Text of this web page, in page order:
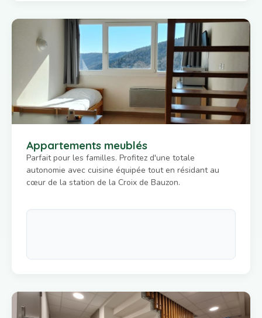
Appartements meublés
Parfait pour les familles. Profitez d'une totale
autonomie avec cuisine équipée tout en résidant au
cœur de la station de la Croix de Bauzon.